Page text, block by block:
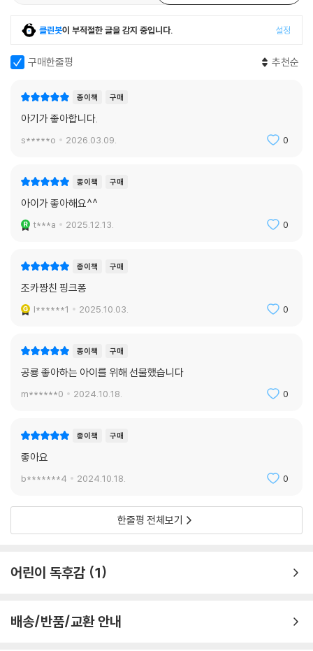
클린봇이 부적절한 글을 감지 중입니다. 설정
구매한줄평 추천순
종이책 구매
아기가 좋아합니다.
s*****o 2026.03.09. 0
종이책 구매
아이가 좋아해요^^
t***a 2025.12.13. 0
종이책 구매
조카짱친 핑크퐁
l******1 2025.10.03. 0
종이책 구매
공룡 좋아하는 아이를 위해 선물했습니다
m******0 2024.10.18. 0
종이책 구매
좋아요
b*******4 2024.10.18. 0
한줄평 전체보기
어린이 독후감 1
배송/반품/교환 안내